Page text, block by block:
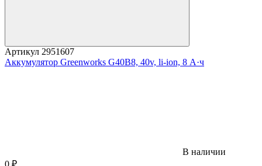
Артикул 2951607
Аккумулятор Greenworks G40B8, 40v, li-ion, 8 А·ч
В наличии
0 ₽